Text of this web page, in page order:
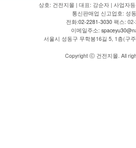
상호: 건전지몰 | 대표: 강순자 | 사업자
통신판매업 신고업호: 성
전화:02-2281-3030 팩스:
이메일주소:
서울시 성동구 무학봉16길 5, 1층(구
Copyright ⓒ 건전지몰. All